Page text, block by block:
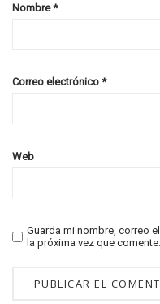
Nombre*
Correo electrónico *
Web
Guarda mi nombre, correo
la próxima vez que comente.